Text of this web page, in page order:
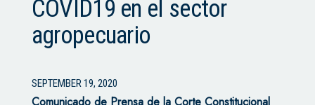
COVID19 en el sector
agropecuario
SEPTEMBER 19, 2020